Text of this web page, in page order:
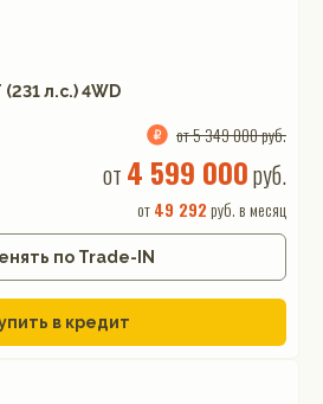
л.с.) 4WD
от 5 349 000 руб.
от 4 599 000руб.
от49 292 руб. в месяц
по Trade-IN
в кредит